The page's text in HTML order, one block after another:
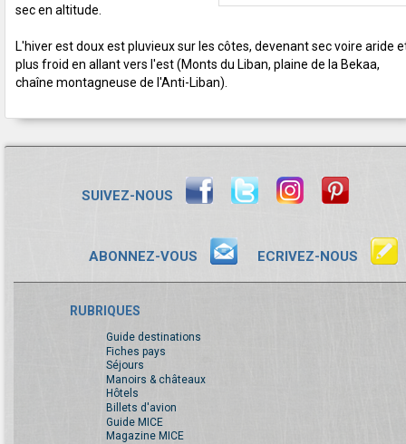
sec en altitude.
L'hiver est doux est pluvieux sur les côtes, devenant sec voire aride
plus froid en allant vers l'est (Monts du Liban, plaine de la Bekaa,
chaîne montagneuse de l'Anti-Liban).
SUIVEZ-NOUS
ABONNEZ-VOUS ECRIVEZ-NOUS
RUBRIQUES
Guide destinations
Fiches pays
Séjours
Manoirs & châteaux
Hôtels
Billets d'avion
Guide MICE
Magazine MICE